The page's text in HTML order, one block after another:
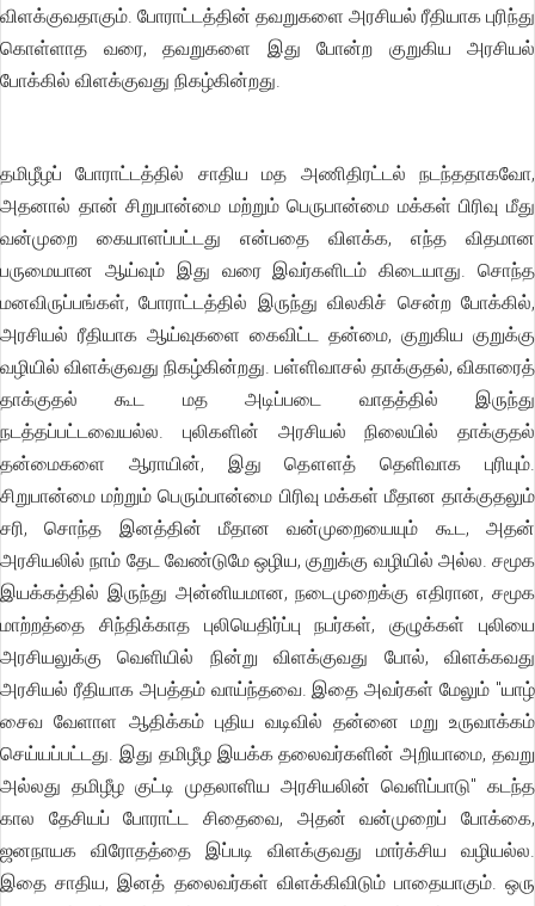
விளக்குவதாகும். போராட்டத்தின் தவறுகளை அரசியல் ரீதியாக புரிந்து
கொள்ளாத வரை, தவறுகளை இது போன்ற குறுகிய அரசியல்
போக்கில் விளக்குவது நிகழ்கின்றது.
தமிழீழப் போராட்டத்தில் சாதிய மத அணிதிரட்டல் நடந்ததாகவோ,
அதனால் தான் சிறுபான்மை மற்றும் பெருபான்மை மக்கள் பிரிவு மீது
வன்முறை கையாளப்பட்டது என்பதை விளக்க, எந்த விதமான
பருமையான ஆய்வும் இது வரை இவர்களிடம் கிடையாது. சொந்த
மனவிருப்பங்கள், போராட்டத்தில் இருந்து விலகிச் சென்ற போக்கில்,
அரசியல் ரீதியாக ஆய்வுகளை கைவிட்ட தன்மை, குறுகிய குறுக்கு
வழியில் விளக்குவது நிகழ்கின்றது. பள்ளிவாசல் தாக்குதல், விகாரைத்
தாக்குதல் கூட மத அடிப்படை வாதத்தில் இருந்து
நடத்தப்பட்டவையல்ல. புலிகளின் அரசியல் நிலையில் தாக்குதல்
தன்மைகளை ஆராயின், இது தௌளத் தெளிவாக புரியும்.
சிறுபான்மை மற்றும் பெரும்பான்மை பிரிவு மக்கள் மீதான தாக்குதலும்
சரி, சொந்த இனத்தின் மீதான வன்முறையையும் கூட, அதன்
அரசியலில் நாம் தேட வேண்டுமே ஒழிய, குறுக்கு வழியில் அல்ல. சமூக
இயக்கத்தில் இருந்து அன்னியமான, நடைமுறைக்கு எதிரான, சமூக
மாற்றத்தை சிந்திக்காத புலியெதிர்ப்பு நபர்கள், குழுக்கள் புலியை
அரசியலுக்கு வெளியில் நின்று விளக்குவது போல், விளக்கவது
அரசியல் ரீதியாக அபத்தம் வாய்ந்தவை. இதை அவர்கள் மேலும் "யாழ்
சைவ வேளாள ஆதிக்கம் புதிய வடிவில் தன்னை மறு உருவாக்கம்
செய்யப்பட்டது. இது தமிழீழ இயக்க தலைவர்களின் அறியாமை, தவறு
அல்லது தமிழீழ குட்டி முதலாளிய அரசியலின் வெளிப்பாடு" கடந்த
கால தேசியப் போராட்ட சிதைவை, அதன் வன்முறைப் போக்கை,
ஜனநாயக விரோதத்தை இப்படி விளக்குவது மார்க்சிய வழியல்ல.
இதை சாதிய, இனத் தலைவர்கள் விளக்கிவிடும் பாதையாகும். ஒரு